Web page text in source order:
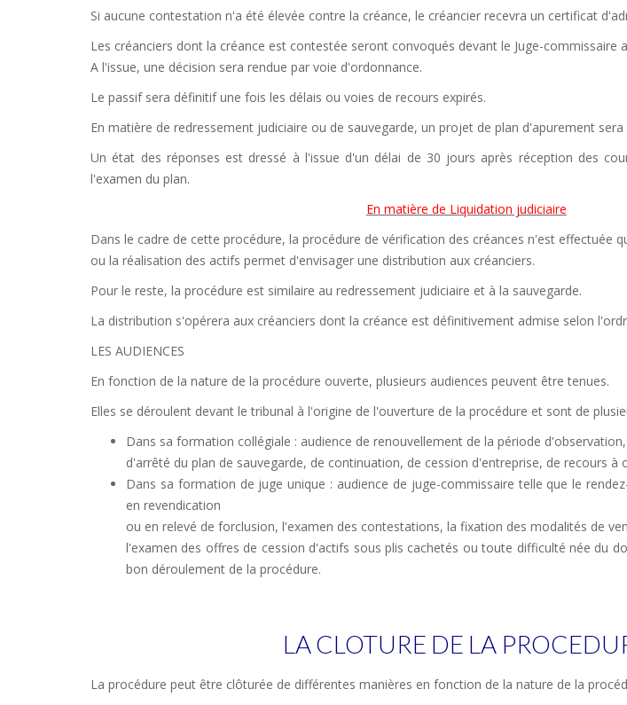
Si aucune contestation n'a été élevée contre la créance, le créancier recevra un certificat
Les créanciers dont la créance est contestée seront convoqués devant le Juge-commissaire
A l'issue, une décision sera rendue par voie d'ordonnance.
Le passif sera définitif une fois les délais ou voies de recours expirés.
En matière de redressement judiciaire ou de sauvegarde, un projet de plan d'apurement
Un état des réponses est dressé à l'issue d'un délai de 30 jours après réception des
l'examen du plan.
En matière de Liquidation judiciaire
Dans le cadre de cette procédure, la procédure de vérification des créances n'est effectuée
ou la réalisation des actifs permet d'envisager une distribution aux créanciers.
Pour le reste, la procédure est similaire au redressement judiciaire et à la sauvegarde.
La distribution s'opérera aux créanciers dont la créance est définitivement admise selon
LES AUDIENCES
En fonction de la nature de la procédure ouverte, plusieurs audiences peuvent être tenues.
Elles se déroulent devant le tribunal à l'origine de l'ouverture de la procédure et sont de
Dans sa formation collégiale : audience de renouvellement de la période d'observation,
d'arrêté du plan de sauvegarde, de continuation, de cession d'entreprise, de recours à
Dans sa formation de juge unique : audience de juge-commissaire telle que le
en revendication
ou en relevé de forclusion, l'examen des contestations, la fixation des modalités de
l'examen des offres de cession d'actifs sous plis cachetés ou toute difficulté née du
bon déroulement de la procédure.
LA CLOTURE DE LA
La procédure peut être clôturée de différentes manières en fonction de la nature de la